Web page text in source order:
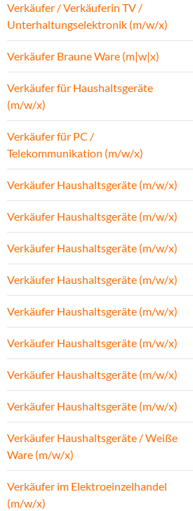
Verkäufer / Verkäuferin TV /
Unterhaltungselektronik (m/w/x)
Verkäufer Braune Ware (m|w|x)
Verkäufer für Haushaltsgeräte
(m/w/x)
Verkäufer für PC /
Telekommunikation (m/w/x)
Verkäufer Haushaltsgeräte (m/w/x)
Verkäufer Haushaltsgeräte (m/w/x)
Verkäufer Haushaltsgeräte (m/w/x)
Verkäufer Haushaltsgeräte (m/w/x)
Verkäufer Haushaltsgeräte (m/w/x)
Verkäufer Haushaltsgeräte (m/w/x)
Verkäufer Haushaltsgeräte (m/w/x)
Verkäufer Haushaltsgeräte (m/w/x)
Verkäufer Haushaltsgeräte / Weiße
Ware (m/w/x)
Verkäufer im Elektroeinzelhandel
(m/w/x)